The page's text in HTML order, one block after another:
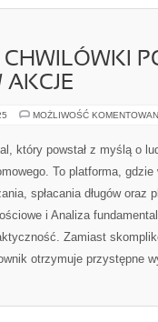
AKCJE
MOŻLIWOŚĆ
który powstał z myślą o
To platforma,
spłacania długów oraz
i Analiza
Zamiast
otrzymuje przystępne